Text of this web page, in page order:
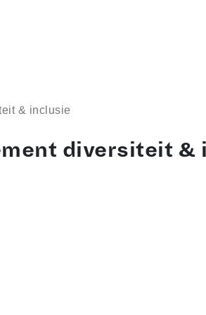
& inclusie
diversiteit &